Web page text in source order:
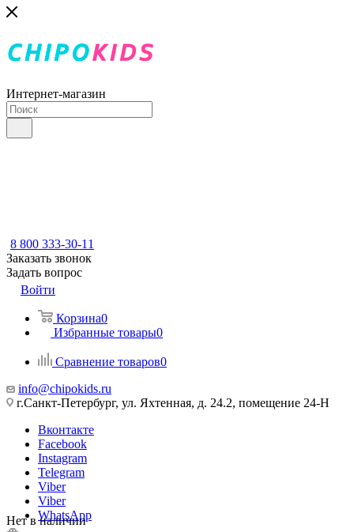
Интернет-магазин
8 800 333-30-11
Заказать звонок
Задать вопрос
Войти
Корзина0
Избранные товары0
Сравнение товаров0
info@chipokids.ru
г.Санкт-Петербург, ул. Яхтенная, д. 24.2, помещение 24-Н
Вконтакте
Facebook
Instagram
Telegram
Viber
Viber
WhatsApp
Нет в наличии